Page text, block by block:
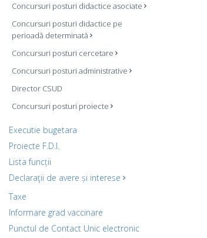
Concursuri posturi didactice asociate
Concursuri posturi didactice pe
perioadă determinată
Concursuri posturi cercetare
Concursuri posturi administrative
Director CSUD
Concursuri posturi proiecte
Executie bugetara
Proiecte F.D.I.
Lista funcții
Declaraţii de avere și interese
Taxe
Informare grad vaccinare
Punctul de Contact Unic electronic